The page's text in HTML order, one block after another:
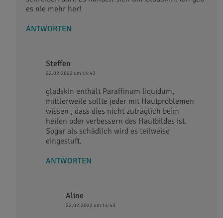
es nie mehr her!
ANTWORTEN
Steffen
22.02.2022 um 14:43
gladskin enthält Paraffinum liquidum,
mittlerweile sollte jeder mit Hautproblemen
wissen , dass dies nicht zuträglich beim
heilen oder verbessern des Hautbildes ist.
Sogar als schädlich wird es teilweise
eingestuft.
ANTWORTEN
Aline
22.02.2022 um 14:43